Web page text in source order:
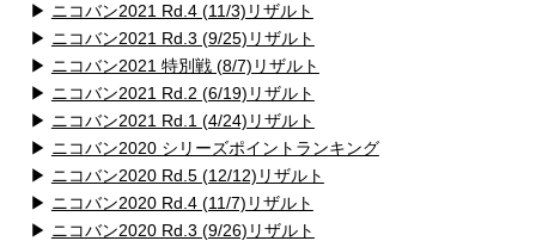
▶ ニコバン2021 Rd.4 (11/3)リザルト
▶ ニコバン2021 Rd.3 (9/25)リザルト
▶ ニコバン2021 特別戦 (8/7)リザルト
▶ ニコバン2021 Rd.2 (6/19)リザルト
▶ ニコバン2021 Rd.1 (4/24)リザルト
▶ ニコバン2020 シリーズポイントランキング
▶ ニコバン2020 Rd.5 (12/12)リザルト
▶ ニコバン2020 Rd.4 (11/7)リザルト
▶ ニコバン2020 Rd.3 (9/26)リザルト